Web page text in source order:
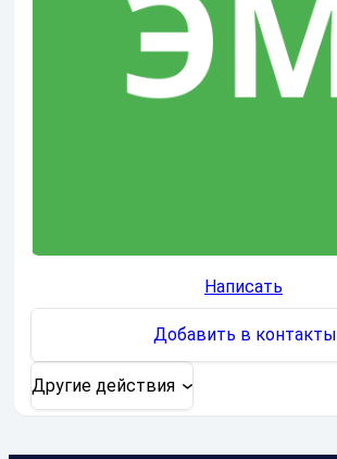
Написать
Добавить в контакты
Другие действия